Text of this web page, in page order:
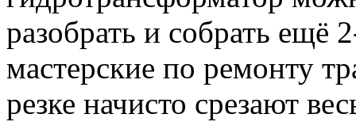
разобрать и собрать ещё
мастерские по ремонту
резке начисто срезают